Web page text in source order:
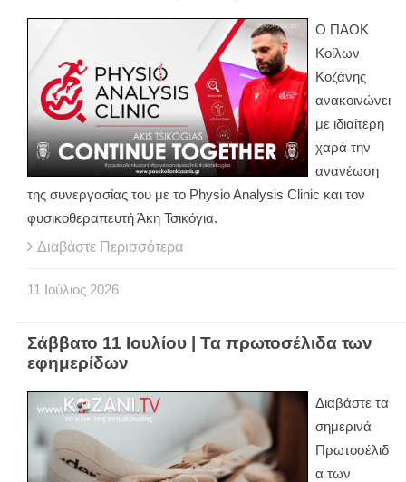
Ο ΠΑΟΚ
Κοίλων
Κοζάνης
ανακοινώνει
με ιδιαίτερη
χαρά την
ανανέωση
της συνεργασίας του με το Physio Analysis Clinic και τον
φυσικοθεραπευτή Άκη Τσικόγια.
Διαβάστε Περισσότερα
11 Ιούλιος 2026
Σάββατο 11 Ιουλίου | Τα πρωτοσέλιδα των
εφημερίδων
Διαβάστε τα
σημερινά
Πρωτοσέλιδ
α των